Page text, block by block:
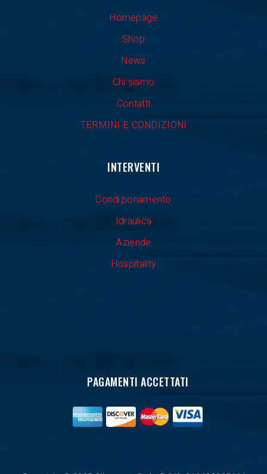
Homepage
Shop
News
Chi siamo
Contatti
TERMINI E CONDIZIONI
INTERVENTI
Condizionamento
Idraulica
Aziende
Hospitality
PAGAMENTI ACCETTATI